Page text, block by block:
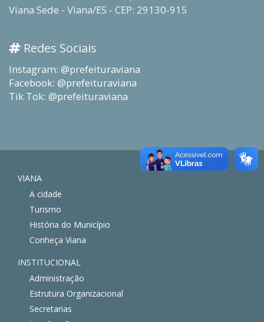
Viana Sede - Viana/ES - CEP: 29130-915
Redes Sociais
Instagram: @prefeituraviana
Facebook: @prefeituraviana
Tik Tok: @prefeituraviana
VIANA
A cidade
Turismo
História do Município
Conheça Viana
INSTITUCIONAL
Administração
Estrutura Organizacional
Secretarias